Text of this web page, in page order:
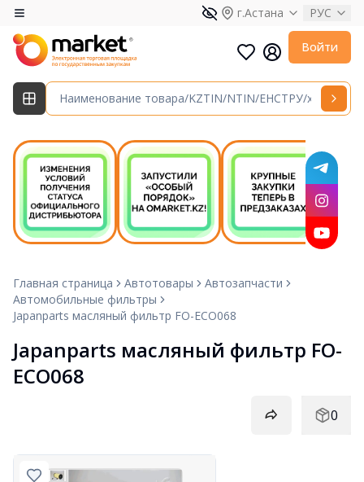
г.Астана РУС
Войти
Главная страница Автотовары
Автозапчасти
Автомобильные фильтры
Japanparts масляный фильтр FO-ECO068
Japanparts масляный фильтр FO-
ECO068
0